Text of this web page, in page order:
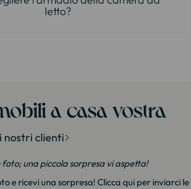
letto?
a casa vostra
nostri clienti
una piccola sorpresa vi aspetta!
e ricevi una sorpresa! Clicca qui per inviarci